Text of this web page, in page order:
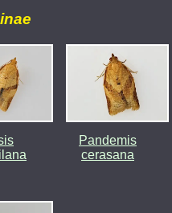
Pandemis
cerasana